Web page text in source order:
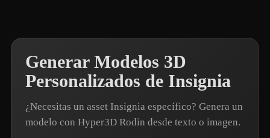
Generar Modelos 3D
Personalizados de Insignia
¿Necesitas un asset Insignia específico? Genera un
modelo con Hyper3D Rodin desde texto o imagen.